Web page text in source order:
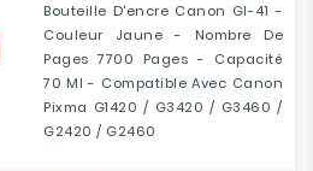
Bouteille D'encre Canon GI-41 -
Couleur Jaune - Nombre De
Pages 7700 Pages - Capacité
70 Ml - Compatible Avec Canon
Pixma G1420 / G3420 / G3460 /
G2420 / G2460